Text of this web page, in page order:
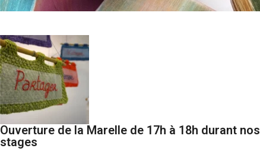
Ouverture de la Marelle de 17h à 18h durant nos
stages